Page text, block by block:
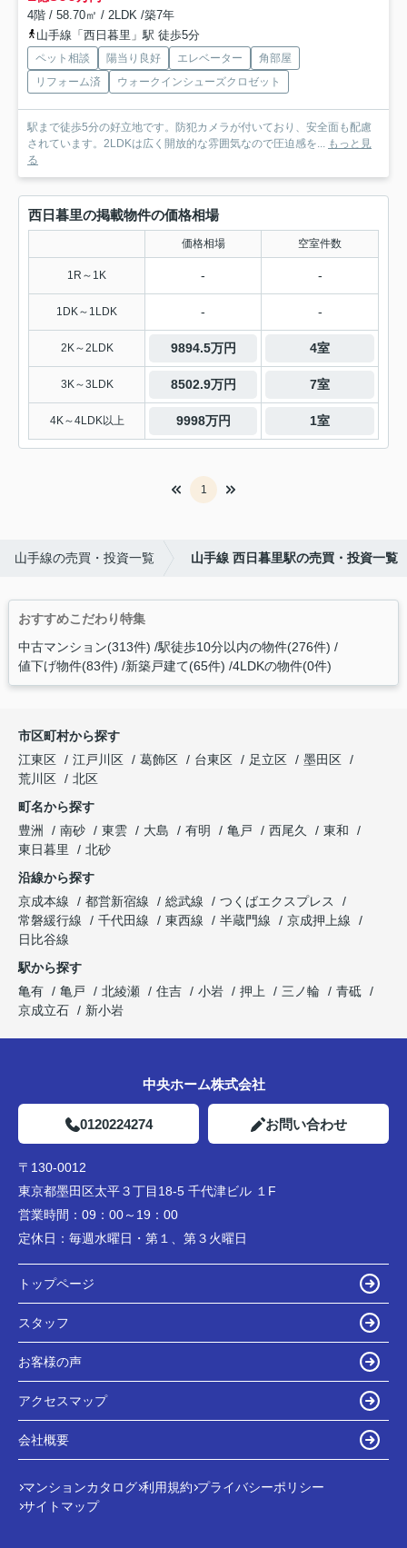
4階 / 58.70㎡ / 2LDK /築7年
山手線「西日暮里」駅 徒歩5分
ペット相談 陽当り良好 エレベーター
角部屋
リフォーム済
ウォークインシューズクロゼット
駅まで徒歩5分の好立地です。防犯カメラが付いており、安全面も配慮
されています。2LDKは広く開放的な雰囲気なので圧迫感を... もっと見
る
西日暮里の掲載物件の価格相場
価格相場 空室件数
1R～1K - -
1DK～1LDK - -
2K～2LDK 9894.5万円 4室
3K～3LDK 8502.9万円 7室
4K～4LDK以上 9998万円 1室
1
山手線の売買・投資一覧 山手線 西日暮里駅の売買・投資一覧
おすすめこだわり特集
中古マンション(313件) 駅徒歩10分以内の物件(276件)
値下げ物件(83件) 新築戸建て(65件) 4LDKの物件(0件)
市区町村から探す
江東区
江戸川区 葛飾区 台東区 足立区
墨田区
荒川区
北区
町名から探す
豊洲
南砂 東雲 大島 有明 亀戸 西尾久
東和
東日暮里
北砂
沿線から探す
京成本線
都営新宿線 総武線
つくばエクスプレス
常磐緩行線
千代田線 東西線 半蔵門線
京成押上線
日比谷線
駅から探す
亀有
亀戸 北綾瀬 住吉 小岩 押上 三ノ輪
青砥
京成立石
新小岩
中央ホーム株式会社
0120224274 お問い合わせ
〒130-0012
東京都墨田区太平３丁目18-5 千代津ビル １F
営業時間： 09：00～19：00
定休日： 毎週水曜日・第１、第３火曜日
トップページ
スタッフ
お客様の声
アクセスマップ
会社概要
マンションカタログ 利用規約 プライバシーポリシー
サイトマップ